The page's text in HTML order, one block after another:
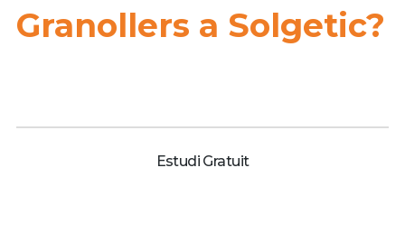
Granollers a Solgetic?
Estudi Gratuit